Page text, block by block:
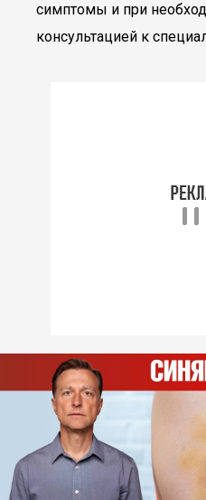
симптомы и при
консультацией к